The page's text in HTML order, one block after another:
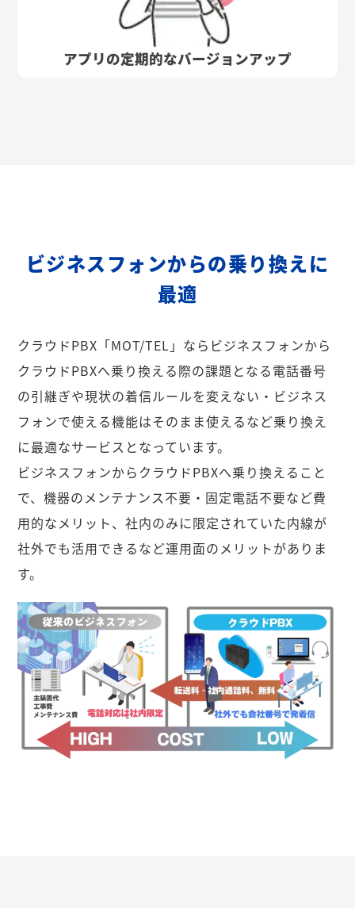
アプリの定期的なバージョンアップ
ビジネスフォンからの乗り換えに
最適
クラウドPBX「MOT/TEL」ならビジネスフォンから
クラウドPBXへ乗り換える際の課題となる電話番号
の引継ぎや現状の着信ルールを変えない・ビジネス
フォンで使える機能はそのまま使えるなど乗り換え
に最適なサービスとなっています。
ビジネスフォンからクラウドPBXへ乗り換えること
で、機器のメンテナンス不要・固定電話不要など費
用的なメリット、社内のみに限定されていた内線が
社外でも活用できるなど運用面のメリットがありま
す。